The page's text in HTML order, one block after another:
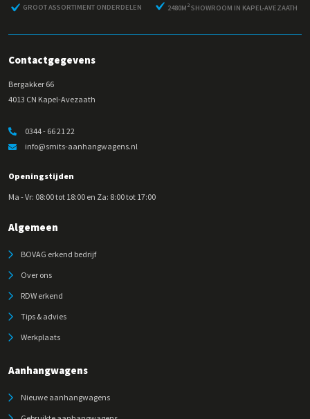
GROOT ASSORTIMENT ONDERDELEN
2480M 2SHOWROOM IN KAPEL-AVEZAATH
Contactgegevens
Bergakker 66
4013 CN Kapel-Avezaath
0344 - 66 21 22
info@smits-aanhangwagens.nl
Openingstijden
Ma - Vr: 08:00 tot 18:00 en Za: 8:00 tot 17:00
Algemeen
BOVAG erkend bedrijf
Over ons
RDW erkend
Tips & advies
Werkplaats
Aanhangwagens
Nieuwe aanhangwagens